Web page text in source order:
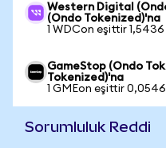
Western Digital
(Ondo Tokenized)'na
1 WDCon eşittir
GameStop (Ondo
Tokenized)'na
1 GMEon eşittir
Sorumluluk Reddi